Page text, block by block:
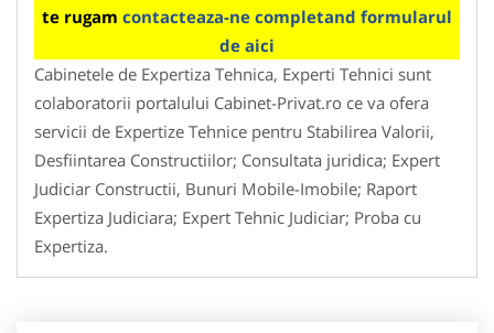
te rugam contacteaza-ne completand formularul
de aici
Cabinetele de Expertiza Tehnica, Experti Tehnici sunt
colaboratorii portalului Cabinet-Privat.ro ce va ofera
servicii de Expertize Tehnice pentru Stabilirea Valorii,
Desfiintarea Constructiilor; Consultata juridica; Expert
Judiciar Constructii, Bunuri Mobile-Imobile; Raport
Expertiza Judiciara; Expert Tehnic Judiciar; Proba cu
Expertiza.